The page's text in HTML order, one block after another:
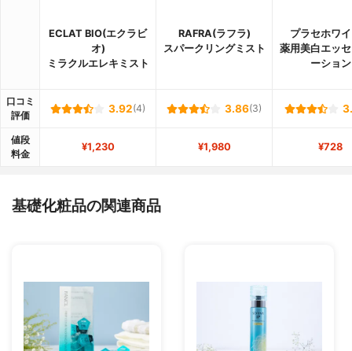
ECLAT BIO(エクラビ
オ)
ミラクルエレキミスト
RAFRA(ラフラ)
スパークリングミスト
プラセホワ
薬用美白エッ
ーション
口コミ
評価
3.92(4) 3.86(3)
値段
料金
¥1,230 ¥1,980 ¥728
基礎化粧品の関連商品